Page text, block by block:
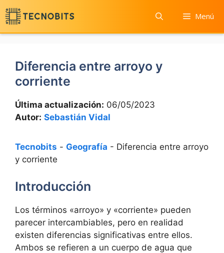
Saltar
al
contenido
Menú
Diferencia entre arroyo y
corriente
Última actualización: 06/05/2023
Autor: Sebastián Vidal
Tecnobits - Geografía - Diferencia entre arroyo
y corriente
Introducción
Los términos «arroyo» y «corriente» pueden
parecer intercambiables, pero en realidad
existen diferencias significativas entre ellos.
Ambos se refieren a un cuerpo de agua que